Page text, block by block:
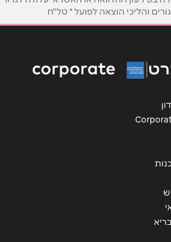
ל...
והליכי הוצאה לפועל * טל"ח